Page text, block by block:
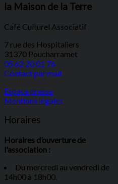
la Maison de la Terre
Café Culturel Associatif
7 rue des Hospitaliers
31370 Poucharramet
05 62 20 01 76
Contact par mail
Espace presse
Mentions légales
Horaires
Horaires d’ouverture de
l'association :
Du mercredi au vendredi de
14h00 à 18h00.